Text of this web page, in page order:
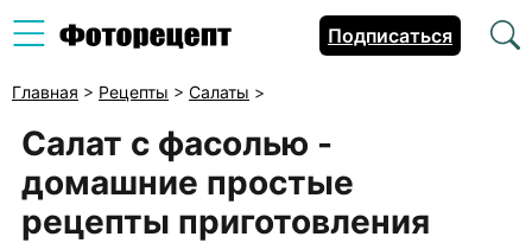
Подписаться
Главная > Рецепты > Салаты >
Салат с фасолью -
домашние простые
рецепты приготовления